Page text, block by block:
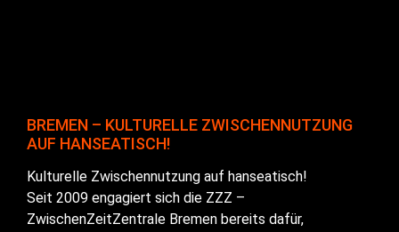
BREMEN – KULTURELLE ZWISCHENNUTZUNG
AUF HANSEATISCH!
Kulturelle Zwischennutzung auf hanseatisch!
Seit 2009 engagiert sich die ZZZ –
ZwischenZeitZentrale Bremen bereits dafür,